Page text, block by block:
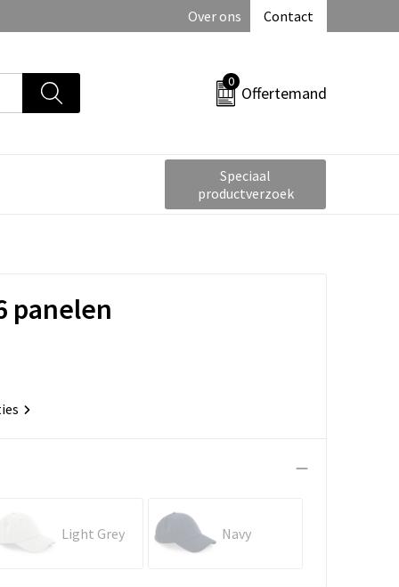
Over ons Contact
0
Offertemand
Speciaal
productverzoek
panelen
Light Grey Navy